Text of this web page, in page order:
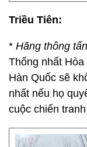
Triều Tiên:
* Hãng thông
Thống nhất
Hàn Quốc sẽ
nhất nếu họ
cuộc chiến